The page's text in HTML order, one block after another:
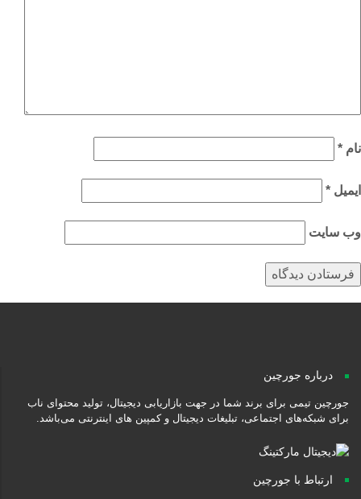
*
*
سایت
درباره جورچین
جورچین تیمی برای برند شما در جهت بازاریابی دیجیتال، تولید محتوای ناب
برای شبکه‌های اجتماعی، تبلیغات دیجیتال و کمپین های اینترنتی می‌باشد.
ارتباط با جورچین